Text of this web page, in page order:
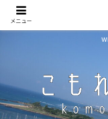
メニュー